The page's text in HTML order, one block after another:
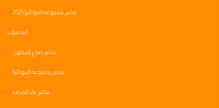
مختبر مجموعه الموناليزا 2025
المختبرات
مختبر صناع المحتوى
مختبر مجموعه الموناليزا
مختبر بناء المنصه